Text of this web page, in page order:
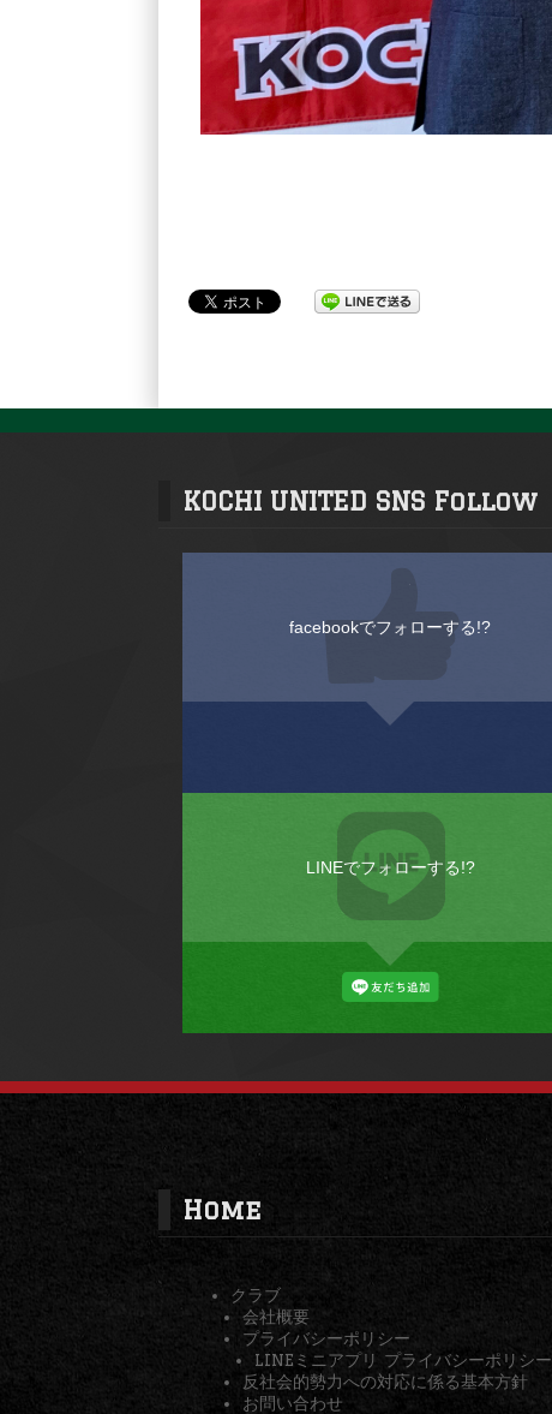
KOCHI UNITED SNS Follow
facebookでフォローする!?
LINEでフォローする!?
Home
クラブ
会社概要
プライバシーポリシー
LINEミニアプリ プライバシーポリシー
反社会的勢力への対応に係る基本方針
お問い合わせ